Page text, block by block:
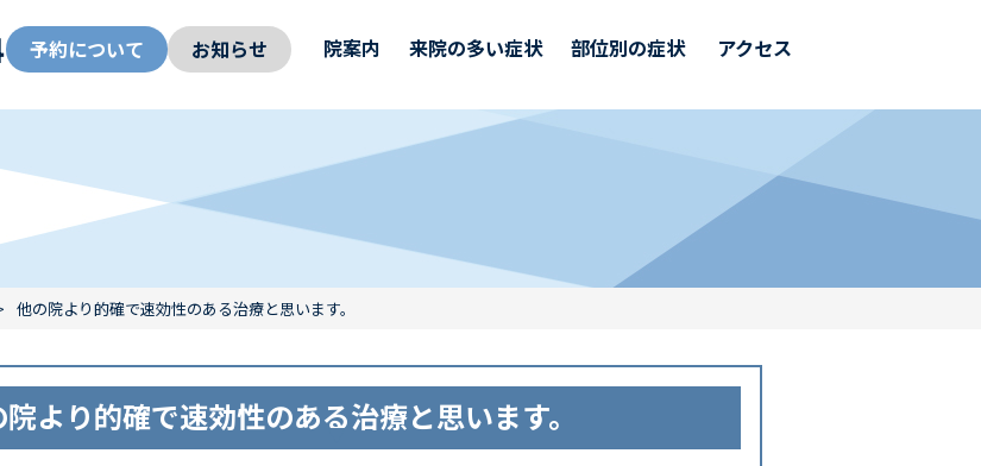
予約について お知らせ 院案内 来院の多い症状 部位別の症状 アクセス
他の院より的確で速効性のある治療と思います。
より的確で速効性のある治療と思います。